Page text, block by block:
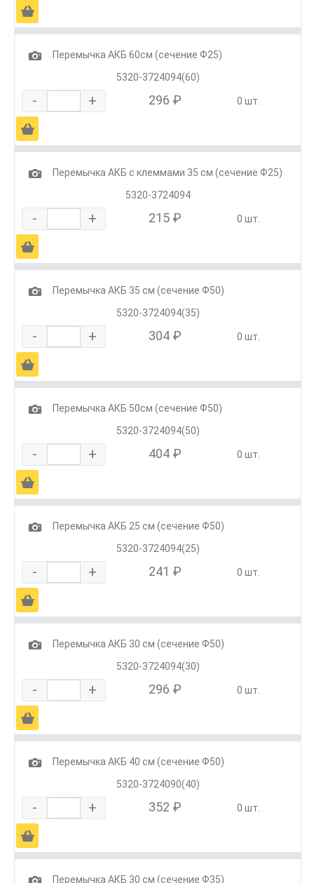
Ä
1
Перемычка АКБ 60см (сечение Ф25)
5320-3724094(60)
- + 296 ₽ 0 шт.
Ä
1
Перемычка АКБ с клеммами 35 см (сечение Ф25)
5320-3724094
- + 215 ₽ 0 шт.
Ä
1
Перемычка АКБ 35 см (сечение Ф50)
5320-3724094(35)
- + 304 ₽ 0 шт.
Ä
1
Перемычка АКБ 50см (сечение Ф50)
5320-3724094(50)
- + 404 ₽ 0 шт.
Ä
1
Перемычка АКБ 25 см (сечение Ф50)
5320-3724094(25)
- + 241 ₽ 0 шт.
Ä
1
Перемычка АКБ 30 см (сечение Ф50)
5320-3724094(30)
- + 296 ₽ 0 шт.
Ä
1
Перемычка АКБ 40 см (сечение Ф50)
5320-3724090(40)
- + 352 ₽ 0 шт.
Ä
Перемычка АКБ 30 см (сечение Ф35)